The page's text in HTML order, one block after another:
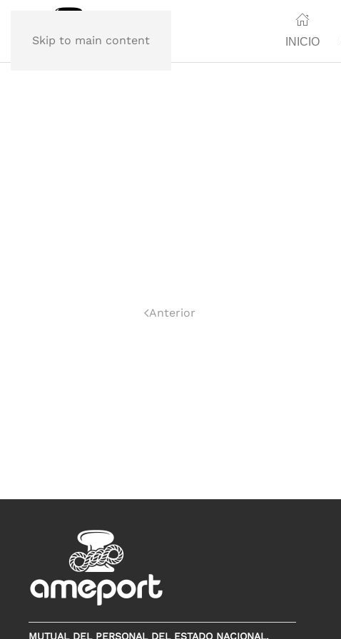
Skip to main content INICIO
Anterior
MUTUAL DEL PERSONAL DEL ESTADO NACIONAL,